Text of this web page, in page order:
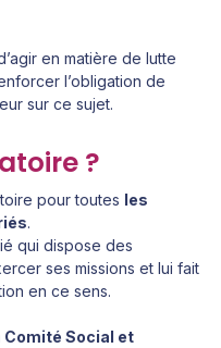
en matière de lutte
l’obligation de
sur ce sujet.
?
pour toutes les
.
qui dispose des
ses missions et lui fait
en ce sens.
Comité Social et